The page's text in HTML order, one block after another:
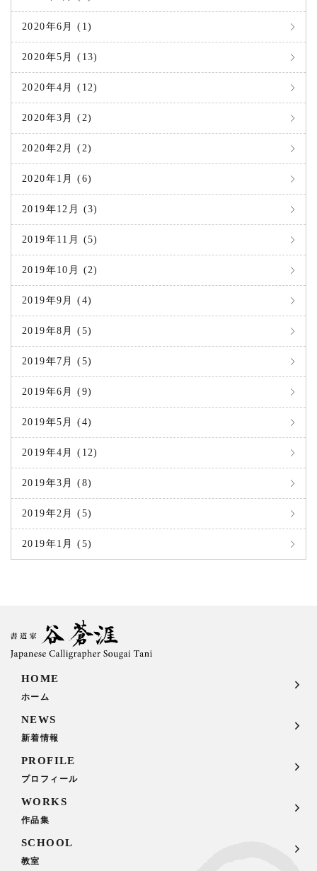
2020年6月 (1)
2020年5月 (13)
2020年4月 (12)
2020年3月 (2)
2020年2月 (2)
2020年1月 (6)
2019年12月 (3)
2019年11月 (5)
2019年10月 (2)
2019年9月 (4)
2019年8月 (5)
2019年7月 (5)
2019年6月 (9)
2019年5月 (4)
2019年4月 (12)
2019年3月 (8)
2019年2月 (5)
2019年1月 (5)
HOME
ホーム
NEWS
新着情報
PROFILE
プロフィール
WORKS
作品集
SCHOOL
教室